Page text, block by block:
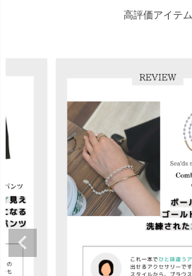
高評価アイテム